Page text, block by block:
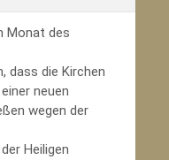
Monat des
dass die Kirchen
neuen
wegen der
Heiligen